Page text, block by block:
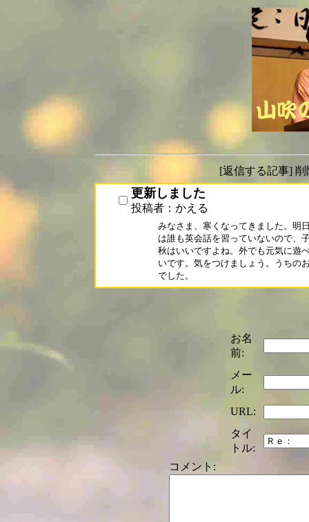
[返信する記事]
更新しました
投稿者：かえる
みなさま、寒くなってきました。明
は誰も英会話を習っていないので、
秋はいいですよね。外でも元気に遊
いです。気をつけましょう。うちの
でした。
お名
前:
メー
ル:
URL:
タイ
トル:
コメント: